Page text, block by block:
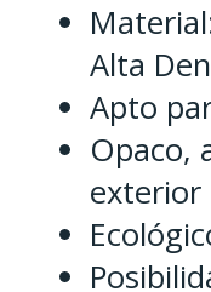
Alta
Apto
Opaco,
exterior